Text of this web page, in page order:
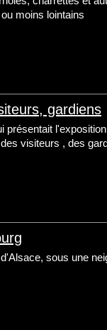
moins lointains
gardiens
présentait
visiteurs , des
sous une